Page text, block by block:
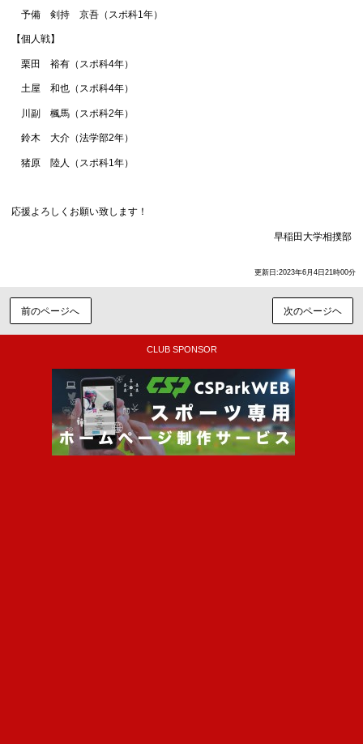
予備 剣持 京吾（スポ科1年）
【個人戦】
栗田 裕有（スポ科4年）
土屋 和也（スポ科4年）
川副 楓馬（スポ科2年）
鈴木 大介（法学部2年）
猪原 陸人（スポ科1年）
応援よろしくお願い致します！
早稲田大学相撲部
更新日:2023年6月4日21時00分
前のページへ 次のページヘ
CLUB SPONSOR